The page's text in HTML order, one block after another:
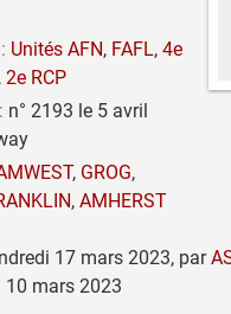
Unités AFN, FAFL, 4e
, 2e RCP
n° 2193 le 5 avril
, GROG,
, AMHERST
17 mars 2023, par
10 mars 2023